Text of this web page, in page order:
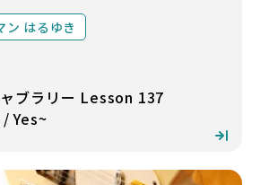
ン はるゆき
ブラリー Lesson 137
Yes~